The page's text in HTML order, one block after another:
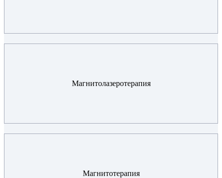
Магнитолазеротерапия
Магнитотерапия